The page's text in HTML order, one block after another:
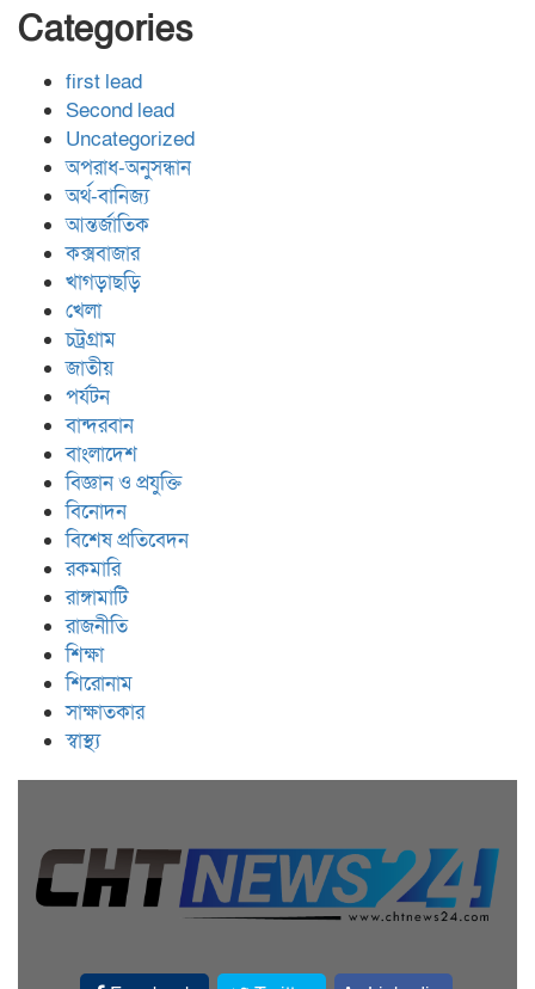
Categories
first lead
Second lead
Uncategorized
অপরাধ-অনুসন্ধান
অর্থ-বানিজ্য
আন্তর্জাতিক
কক্সবাজার
খাগড়াছড়ি
খেলা
চট্রগ্রাম
জাতীয়
পর্যটন
বান্দরবান
বাংলাদেশ
বিজ্ঞান ও প্রযুক্তি
বিনোদন
বিশেষ প্রতিবেদন
রকমারি
রাঙ্গামাটি
রাজনীতি
শিক্ষা
শিরোনাম
সাক্ষাতকার
স্বাস্থ্য